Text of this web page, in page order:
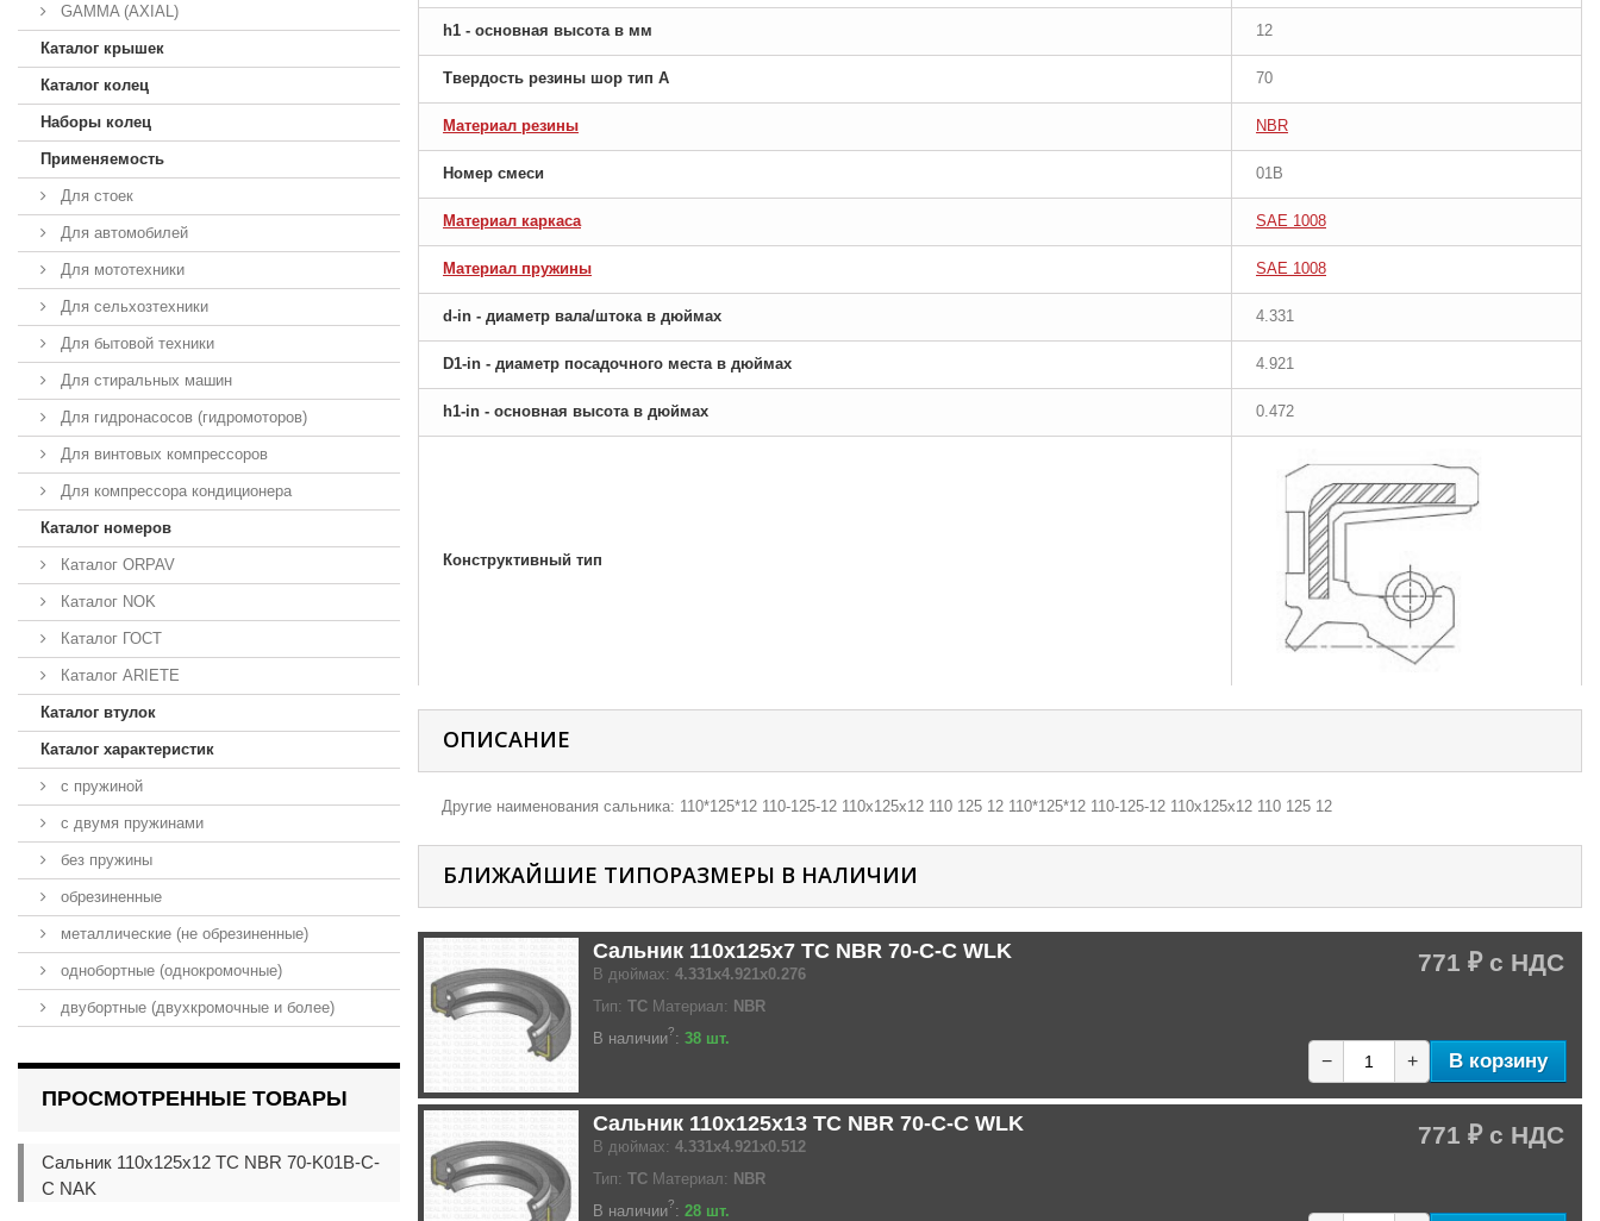
GAMMA (AXIAL)
Каталог крышек
Каталог колец
Наборы колец
Применяемость
Для стоек
Для автомобилей
Для мототехники
Для сельхозтехники
Для бытовой техники
Для стиральных машин
Для гидронасосов (гидромоторов)
Для винтовых компрессоров
Для компрессора кондиционера
Каталог номеров
Каталог ORPAV
Каталог NOK
Каталог ГОСТ
Каталог ARIETE
Каталог втулок
Каталог характеристик
с пружиной
с двумя пружинами
без пружины
обрезиненные
металлические (не обрезиненные)
однобортные (однокромочные)
двубортные (двухкромочные и более)
ПРОСМОТРЕННЫЕ ТОВАРЫ
Сальник 110x125x12 TC NBR 70-K01B-C-
C NAK
h1 - основная высота в мм 12
Твердость резины шор тип A 70
Материал резины NBR
Номер смеси 01B
Материал каркаса SAE 1008
Материал пружины SAE 1008
d-in - диаметр вала/штока в дюймах 4.331
D1-in - диаметр посадочного места в дюймах 4.921
h1-in - основная высота в дюймах 0.472
Конструктивный тип
ОПИСАНИЕ
Другие наименования сальника: 110*125*12 110-125-12 110х125х12 110 125 12 110*125*12 110-125-12 110х125х12 110 125 12
БЛИЖАЙШИЕ ТИПОРАЗМЕРЫ В НАЛИЧИИ
Сальник 110x125x7 TC NBR 70-C-C WLK
В дюймах: 4.331x4.921x0.276
Тип: TC Материал: NBR
В наличии?: 38 шт.
771 ₽
− + В корзину
Сальник 110x125x13 TC NBR 70-C-C WLK
В дюймах: 4.331x4.921x0.512
Тип: TC Материал: NBR
В наличии?: 28 шт.
771 ₽